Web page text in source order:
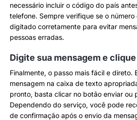
necessário incluir o código do país
telefone. Sempre verifique se o
digitado corretamente para evitar
pessoas erradas.
Digite sua mensagem e
Finalmente, o passo mais fácil e direto.
mensagem na caixa de texto
pronto, basta clicar no botão enviar ou
Dependendo do serviço, você pode
de confirmação após o envio da